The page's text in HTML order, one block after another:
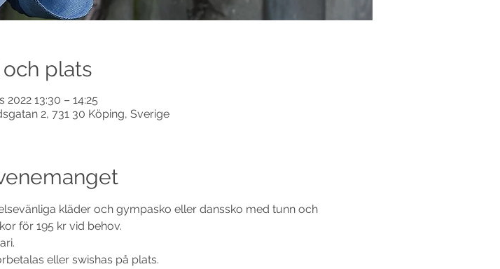
plats
2022 13:30 – 14:25
2, 731 30 Köping, Sverige
kläder och gympasko eller danssko med tunn och
för 195 kr vid behov.
eller swishas på plats.